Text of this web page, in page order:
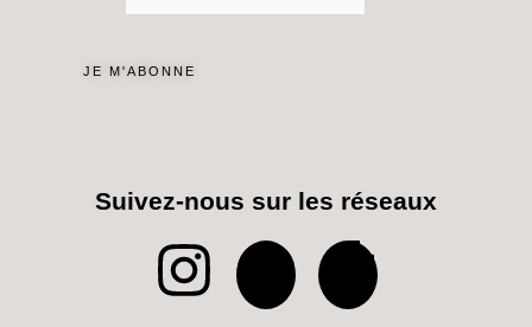
Suivez-nous sur les réseaux
I
P
T